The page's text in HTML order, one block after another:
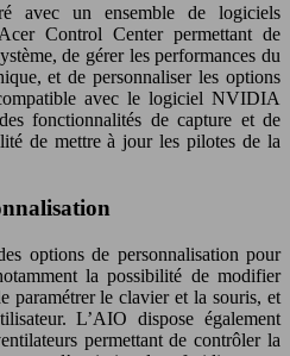
avec un ensemble de logiciels
Control Center permettant de
de gérer les performances du
et de personnaliser les options
avec le logiciel NVIDIA
fonctionnalités de capture et de
de mettre à jour les pilotes de la
options de personnalisation pour
la possibilité de modifier
paramétrer le clavier et la souris, et
L’AIO dispose également
permettant de contrôler la